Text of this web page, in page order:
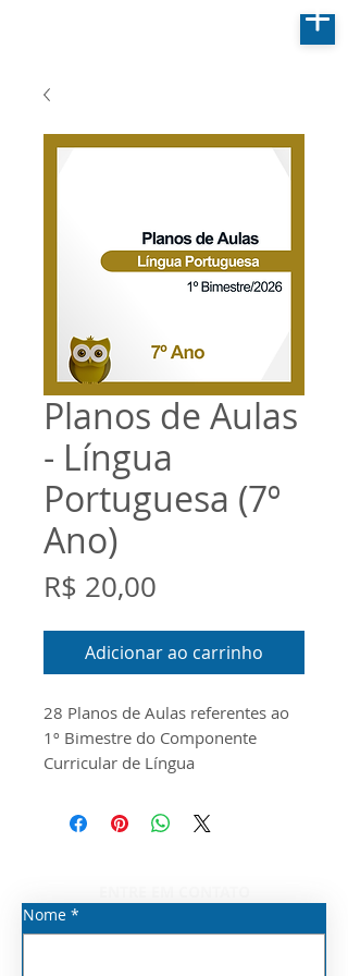
Planos de Aulas
- Língua
Portuguesa (7º
Ano)
R$ 20,00
Adicionar ao carrinho
28 Planos de Aulas referentes ao
1º Bimestre do Componente
Curricular de Língua
Ensino Fundamental Anos Finais.
O documento foi produzido
Digital disponibilizados pela
Seduc/SP para o ano de 2026.
Nome *